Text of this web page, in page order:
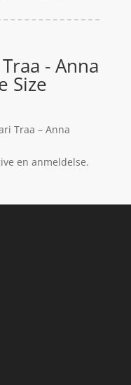
- Anna
Size
Traa – Anna
en anmeldelse.